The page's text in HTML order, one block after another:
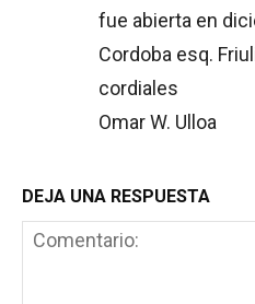
fue abierta en
Cordoba esq.
cordiales
Omar W. Ulloa
DEJA UNA RESPUESTA